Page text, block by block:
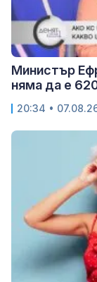
Министър
няма да е
20:34 •